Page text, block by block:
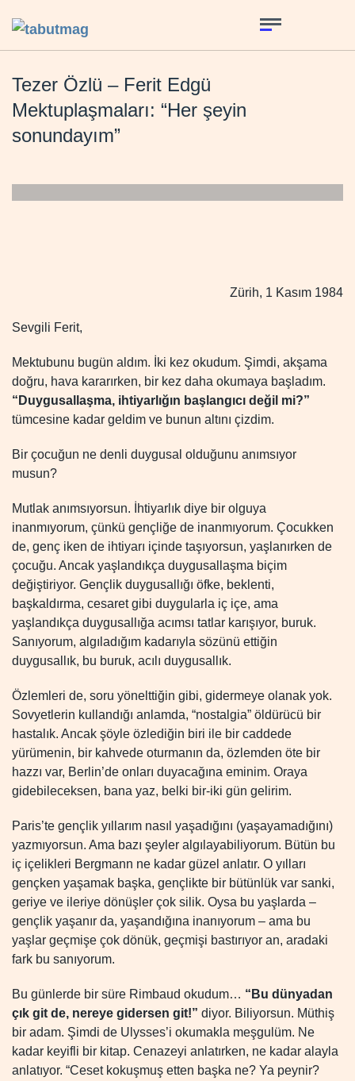
Tezer Özlü – Ferit Edgü
Mektuplaşmaları: “Her şeyin
sonundayım”
Zürih, 1 Kasım 1984
Sevgili Ferit,
Mektubunu bugün aldım. İki kez okudum. Şimdi, akşama
doğru, hava kararırken, bir kez daha okumaya başladım.
“Duygusallaşma, ihtiyarlığın başlangıcı değil mi?”
tümcesine kadar geldim ve bunun altını çizdim.
Bir çocuğun ne denli duygusal olduğunu anımsıyor
musun?
Mutlak anımsıyorsun. İhtiyarlık diye bir olguya
inanmıyorum, çünkü gençliğe de inanmıyorum. Çocukken
de, genç iken de ihtiyarı içinde taşıyorsun, yaşlanırken de
çocuğu. Ancak yaşlandıkça duygusallaşma biçim
değiştiriyor. Gençlik duygusallığı öfke, beklenti,
başkaldırma, cesaret gibi duygularla iç içe, ama
yaşlandıkça duygusallığa acımsı tatlar karışıyor, buruk.
Sanıyorum, algıladığım kadarıyla sözünü ettiğin
duygusallık, bu buruk, acılı duygusallık.
Özlemleri de, soru yönelttiğin gibi, gidermeye olanak yok.
Sovyetlerin kullandığı anlamda, “nostalgia” öldürücü bir
hastalık. Ancak şöyle özlediğin biri ile bir caddede
yürümenin, bir kahvede oturmanın da, özlemden öte bir
hazzı var, Berlin’de onları duyacağına eminim. Oraya
gidebileceksen, bana yaz, belki bir-iki gün gelirim.
Paris’te gençlik yıllarım nasıl yaşadığını (yaşayamadığını)
yazmıyorsun. Ama bazı şeyler algılayabiliyorum. Bütün bu
iç içelikleri Bergmann ne kadar güzel anlatır. O yılları
gençken yaşamak başka, gençlikte bir bütünlük var sanki,
geriye ve ileriye dönüşler çok silik. Oysa bu yaşlarda –
gençlik yaşanır da, yaşandığına inanıyorum – ama bu
yaşlar geçmişe çok dönük, geçmişi bastırıyor an, aradaki
fark bu sanıyorum.
Bu günlerde bir süre Rimbaud okudum… “Bu dünyadan
çık git de, nereye gidersen git!” diyor. Biliyorsun. Müthiş
bir adam. Şimdi de Ulysses’i okumakla meşgulüm. Ne
kadar keyifli bir kitap. Cenazeyi anlatırken, ne kadar alayla
anlatıyor. “Ceset kokuşmuş etten başka ne? Ya peynir?